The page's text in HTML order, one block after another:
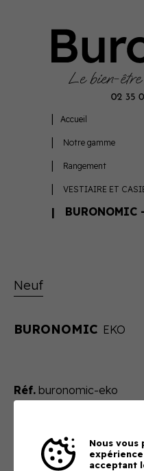
Accueil
Notre gamme
Rangement
VESTIAIRE ET
BURONOMIC
Neuf
BURONOMIC EKO
Réf. buronomic-eko
En ajoutant ce produit à
enverrons un devis
Nous vous
acceptant